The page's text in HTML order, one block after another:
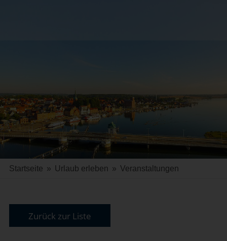
Startseite » Urlaub erleben » Veranstaltungen
Zurück zur Liste